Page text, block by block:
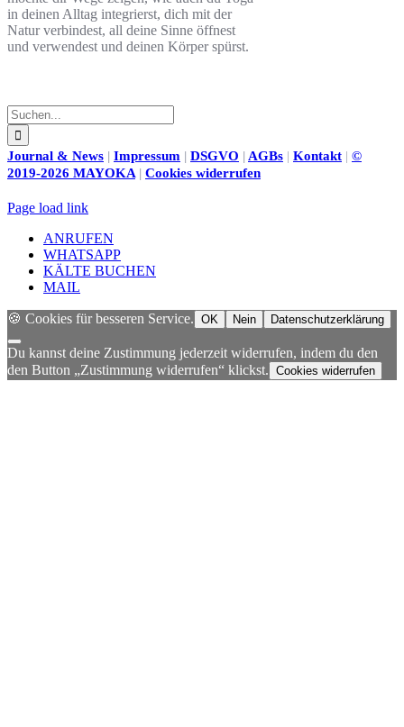
in deinen Alltag integrierst, dich mit der
Natur verbindest, all deine Sinne öffnest
und verwendest und deinen Körper spürst.
Suche
nach:
Journal & News | Impressum | DSGVO | AGBs | Kontakt | ©
2019-2026 MAYOKA | Cookies widerrufen
Page load link
ANRUFEN
WHATSAPP
KÄLTE BUCHEN
MAIL
🍪 Cookies für besseren Service. OK Nein Datenschutzerklärung
Du kannst deine Zustimmung jederzeit widerrufen, indem du den
den Button „Zustimmung widerrufen“ klickst. Cookies widerrufen